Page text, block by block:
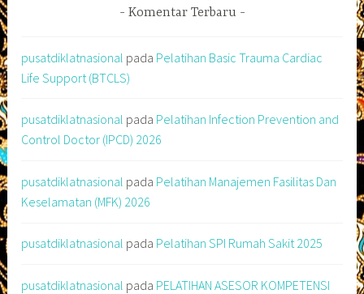
Komentar Terbaru
pusatdiklatnasional pada Pelatihan Basic Trauma Cardiac
Life Support (BTCLS)
pusatdiklatnasional pada Pelatihan Infection Prevention and
Control Doctor (IPCD) 2026
pusatdiklatnasional pada Pelatihan Manajemen Fasilitas Dan
Keselamatan (MFK) 2026
pusatdiklatnasional pada Pelatihan SPI Rumah Sakit 2025
pusatdiklatnasional pada PELATIHAN ASESOR KOMPETENSI